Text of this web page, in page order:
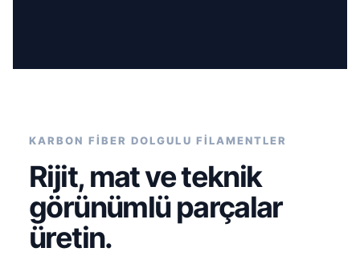
KARBON FİBER DOLGULU FİLAMENTLER
Rijit, mat ve teknik
görünümlü parçalar
üretin.